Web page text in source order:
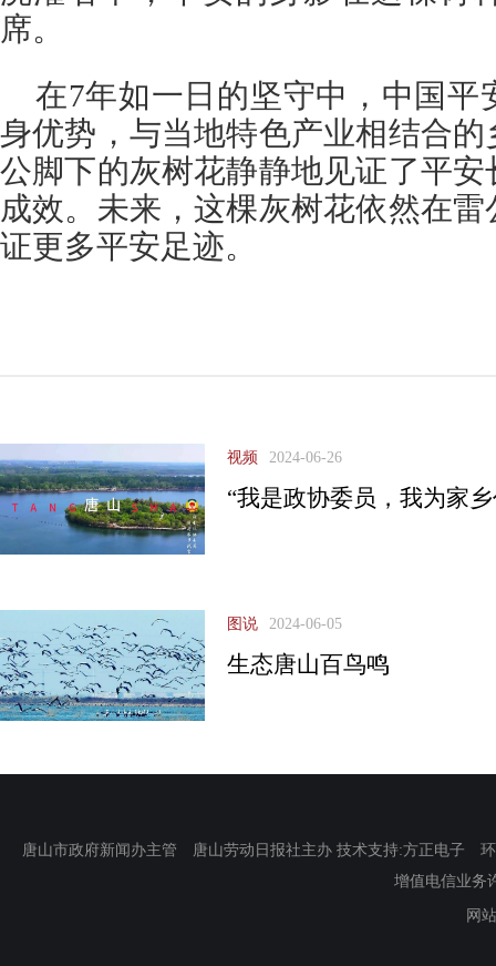
席。
在7年如一日的坚守中，中国平
身优势，与当地特色产业相结合
公脚下的灰树花静静地见证了平
成效。未来，这棵灰树花依然在
证更多平安足迹。
视频 2024-06-26
“我是政协委员，我为家
图说 2024-06-05
生态唐山百鸟鸣
唐山市政府新闻办主管 唐山劳动日报社主办 技术支持:方正电子
增值电信业务
网